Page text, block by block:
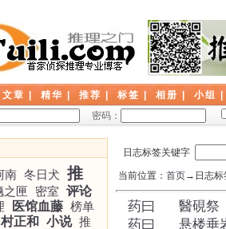
文章 精华 推荐 标签 相册 小组
密码：
南 冬日犬 推
之匣 密室 评论
医馆血藤 榜单
正和 小说 推
日志标签关键字
当前位置： 首页→日志标
药曰 醫硯祭
药曰
悬楼垂